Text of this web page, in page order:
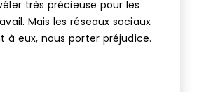
très précieuse pour les
Mais les réseaux sociaux
à eux, nous porter préjudice.